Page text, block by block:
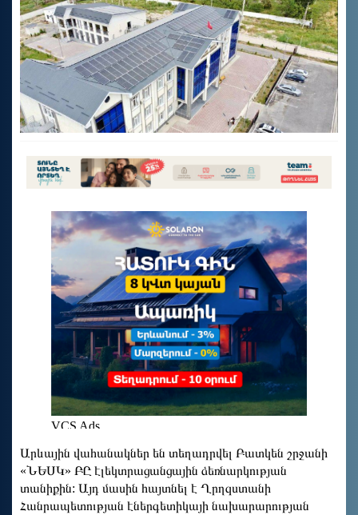
Արևային վահանակներ են տեղադրվել Բատկեն շրջանի
«ՆԵՍԿ» ԲԸ էլեկտրացանցային ձեռնարկության
տանիքին: Այդ մասին հայտնել է Ղրղզստանի
Հանրապետության էներգետիկայի նախարարության